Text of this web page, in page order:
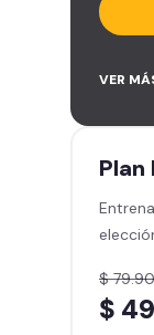
de
VER
Plan
$
$